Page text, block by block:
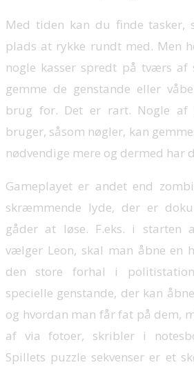
Med tiden kan du finde tasker,
plads at rykke rundt med. Men
nogle kasser spredt på tværs af
gemme de genstande eller
brug for. Det er rart. Nogle af
bruger, såsom nøgler, kan
nødvendige mere og dermed har
Gameplayet er andet end
skræmmende lyde, der er
gåder at løse. F.eks. i starten
vælger Leon, skal man åbne en
den store forhal i
specielle genstande, der kan
og hvordan man får fat på dem,
af via fotoer, skribler i
Spillets puzzle sekvenser er et